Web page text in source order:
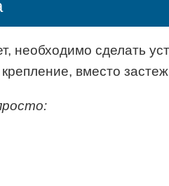
необходимо сделать
вместо